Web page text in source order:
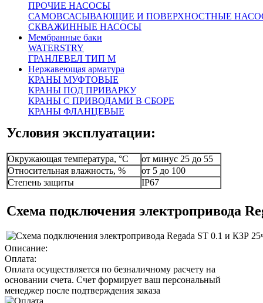
ПРОЧИЕ НАСОСЫ
САМОВСАСЫВАЮЩИЕ И ПОВЕРХНОСТНЫЕ
СКВАЖИННЫЕ НАСОСЫ
Мембранные баки
WATERSTRY
ГРАНЛЕВЕЛ ТИП М
Нержавеющая арматура
КРАНЫ МУФТОВЫЕ
КРАНЫ ПОД ПРИВАРКУ
КРАНЫ С ПРИВОДАМИ В СБОРЕ
КРАНЫ ФЛАНЦЕВЫЕ
Скорость управления, мм/
Время закрытия, с
40
Усилие на штоке, кН
Режим работы
Напряжение питания
(управляющее)
Мощность потребляемая, Вт
15
Масса, кг
7,8
Условия эксплуатации:
Окружающая температура, °С
от минус 25 до 55
Относительная влажность, %
от 5 до 100
Степень защиты
IP67
Схема подключения электропривода
Описание:
Оплата:
Оплата осуществляется по безналичному расчету на
основании счета. Счет формирует ваш персональный
менеджер после подтверждения заказа